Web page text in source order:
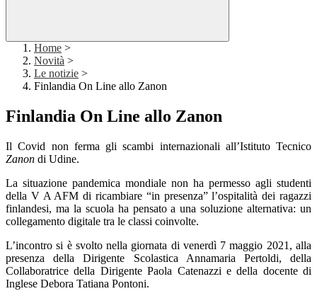
Home >
Novità >
Le notizie >
Finlandia On Line allo Zanon
Finlandia On Line allo Zanon
Il Covid non ferma gli scambi internazionali all’Istituto Tecnico
Zanon di Udine.
La situazione pandemica mondiale non ha permesso agli studenti
della V A AFM di ricambiare “in presenza” l’ospitalità dei ragazzi
finlandesi, ma la scuola ha pensato a una soluzione alternativa: un
collegamento digitale tra le classi coinvolte.
L’incontro si è svolto nella giornata di venerdì 7 maggio 2021, alla
presenza della Dirigente Scolastica Annamaria Pertoldi, della
Collaboratrice della Dirigente Paola Catenazzi e della docente di
Inglese Debora Tatiana Pontoni.